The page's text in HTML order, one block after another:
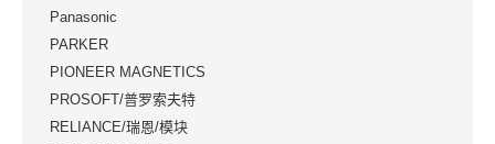
Panasonic
PARKER
PIONEER MAGNETICS
PROSOFT/普罗索夫特
RELIANCE/瑞恩/模块